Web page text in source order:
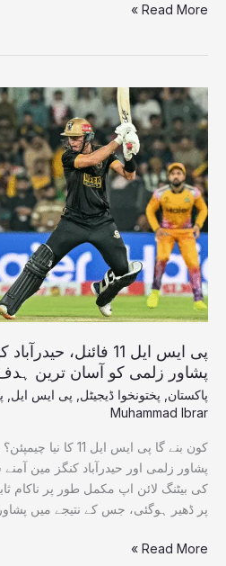
Read More »
پی ایس ایل 11 فائنل،
پشاور زلمی کو آسان ترین
پاکستان پختونخوا ڈیجیٹل پی ایس ایل
Muhammad Ibrar
کون بنے گا پی ایس ایل
پشاور زلمی اور حیدرآباد کنگز مین
پر ڈھیر ہوگئی، جس کے نتیجے میں پشاور زلمی
پی
ایس
ایل
11
فائنل،
حیدرآباد
کنگز
مین
کی
فلاپ
بیٹنگ،
پشاور
زلمی
کو
آسان
ترین
مل
گیا
Read More »